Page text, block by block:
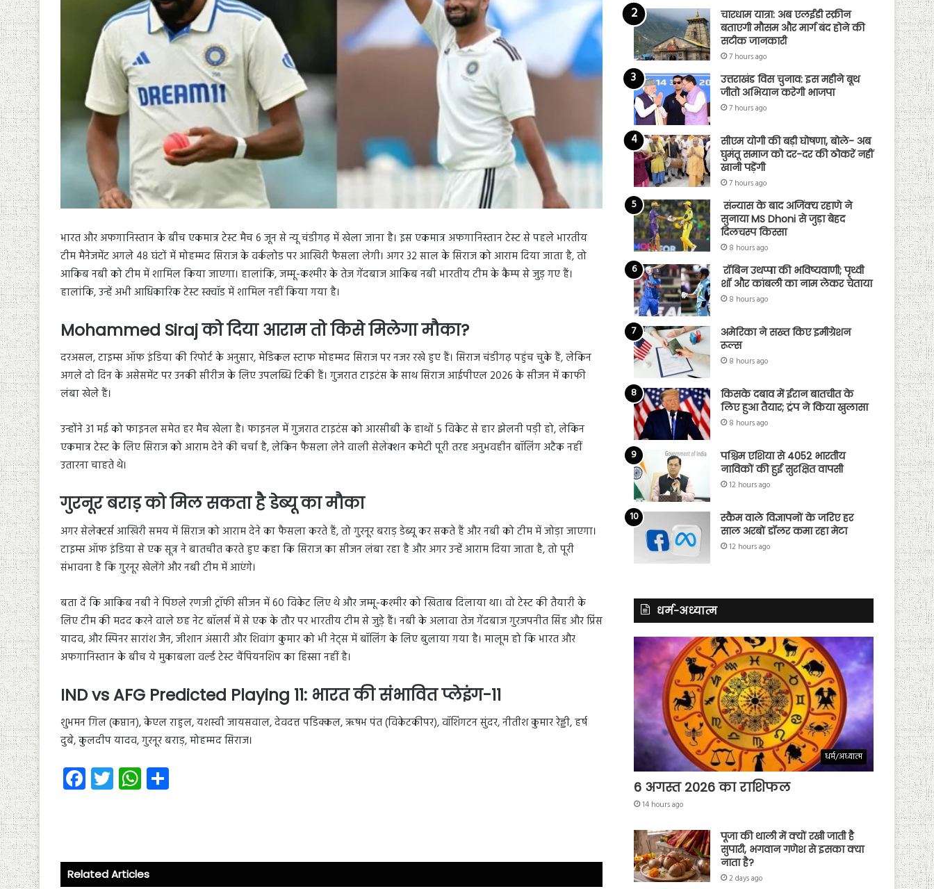
भारत और अफगानिस्तान के बीच एकमात्र टेस्ट मैच 6 जून से न्यू चंडीगढ़ में खेला जाना है। इस एकमात्र अफगानिस्तान टेस्ट से पहले भारतीय
टीम मैनेजमेंट अगले 48 घंटों में मोहम्मद सिराज के वर्कलोड पर आखिरी फैसला लेगी। अगर 32 साल के सिराज को आराम दिया जाता है, तो
आकिब नबी को टीम में शामिल किया जाएगा। हालांकि, जम्मू-कश्मीर के तेज गेंदबाज आकिब नबी भारतीय टीम के कैम्प से जुड़ गए हैं।
हालांकि, उन्हें अभी आधिकारिक टेस्ट स्क्वॉड में शामिल नहीं किया गया है।
Mohammed Siraj को दिया आराम तो किसे मिलेगा मौका?
दरअसल, टाइम्स ऑफ इंडिया की रिपोर्ट के अनुसार, मेडिकल स्टाफ मोहम्मद सिराज पर नजर रखे हुए हैं। सिराज चंडीगढ़ पहुंच चुके हैं, लेकिन
अगले दो दिन के असेसमेंट पर उनकी सीरीज के लिए उपलब्धि टिकी हैं। गुजरात टाइटंस के साथ सिराज आईपीएल 2026 के सीजन में काफी
लंबा खेले हैं।
उन्होंने 31 मई को फाइनल समेत हर मैच खेला है। फाइनल में गुजरात टाइटंस को आरसीबी के हाथों 5 विकेट से हार झेलनी पड़ी हो, लेकिन
एकमात्र टेस्ट के लिए सिराज को आराम देने की चर्चा है, लेकिन फैसला लेने वाली सेलेक्शन कमेटी पूरी तरह अनुभवहीन बॉलिंग अटैक नहीं
उतारना चाहते थे।
गुरनूर बराड़ को मिल सकता है डेब्यू का मौका
अगर सेलेक्टर्स आखिरी समय में सिराज को आराम देने का फैसला करते हैं, तो गुरनूर बराड़ डेब्यू कर सकते हैं और नबी को टीम में जोड़ा जाएगा।
टाइम्स ऑफ इंडिया से एक सूत्र ने बातचीत करते हुए कहा कि सिराज का सीजन लंबा रहा है और अगर उन्हें आराम दिया जाता है, तो पूरी
संभावना है कि गुरनूर खेलेंगे और नबी टीम में आएंगे।
बता दें कि आकिब नबी ने पिछले रणजी ट्रॉफी सीजन में 60 विकेट लिए थे और जम्मू-कश्मीर को खिताब दिलाया था। वो टेस्ट की तैयारी के
लिए टीम की मदद करने वाले छह नेट बॉलर्स में से एक के तौर पर भारतीय टीम से जुड़े हैं। नबी के अलावा तेज गेंदबाज गुरजपनीत सिंह और प्रिंस
यादव, और स्पिनर सारांश जैन, जीशान अंसारी और शिवांग कुमार को भी नेट्स में बॉलिंग के लिए बुलाया गया है। मालूम हो कि भारत और
अफगानिस्तान के बीच ये मुकाबला वर्ल्ड टेस्ट चैंपियनशिप का हिस्सा नहीं है।
IND vs AFG Predicted Playing 11: भारत की संभावित प्लेइंग-11
शुभमन गिल (कप्तान), केएल राहुल, यशस्वी जायसवाल, देवदत्त पडिक्कल, ऋषभ पंत (विकेटकीपर), वॉशिंगटन सुंदर, नीतीश कुमार रेड्डी, हर्ष
दुबे, कुलदीप यादव, गुरनूर बराड़, मोहम्मद सिराज।
Fa
ce
ok
T
wi
W
ha
p
Related Articles
चारधाम यात्रा: अब एलईडी स्क्रीन
बताएगी मौसम और मार्ग बंद होने की
सटीक जानकारी
7 hours ago
उत्तराखंड विस चुनाव: इस महीने बूथ
जीतो अभियान करेगी भाजपा
7 hours ago
सीएम योगी की बड़ी घोषणा, बोले- अब
घुमंतू समाज को दर-दर की ठोकरें नहीं
खानी पड़ेंगी
7 hours ago
संन्यास के बाद अजिंक्‍य रहाणे ने
सुनाया MS Dhoni से जुड़ा बेहद
दिलचस्प किस्सा
8 hours ago
रॉबिन उथप्पा की भविष्यवाणी; पृथ्वी
शॉ और कांबली का नाम लेकर चेताया
8 hours ago
अमेरिका ने सख्त किए इमीग्रेशन
रूल्स
8 hours ago
किसके दबाव में ईरान बातचीत के
लिए हुआ तैयार; ट्रंप ने किया खुलासा
8 hours ago
पश्चिम एशिया से 4052 भारतीय
नाविकों की हुई सुरक्षित वापसी
12 hours ago
स्कैम वाले विज्ञापनों के जरिए हर
साल अरबों डॉलर कमा रहा मेटा
12 hours ago
धर्म-अध्यात्म
धर्म/अध्यात्म
6 अगस्त 2026 का राशिफल
14 hours ago
पूजा की थाली में क्यों रखी जाती है
सुपारी, भगवान गणेश से इसका क्या
नाता है?
2 days ago